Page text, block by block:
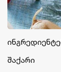
შაქარი